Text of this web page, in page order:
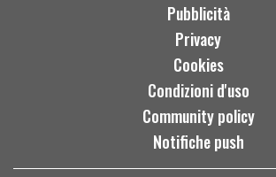
Pubblicità
Privacy
Cookies
Condizioni d'uso
Community policy
Notifiche push